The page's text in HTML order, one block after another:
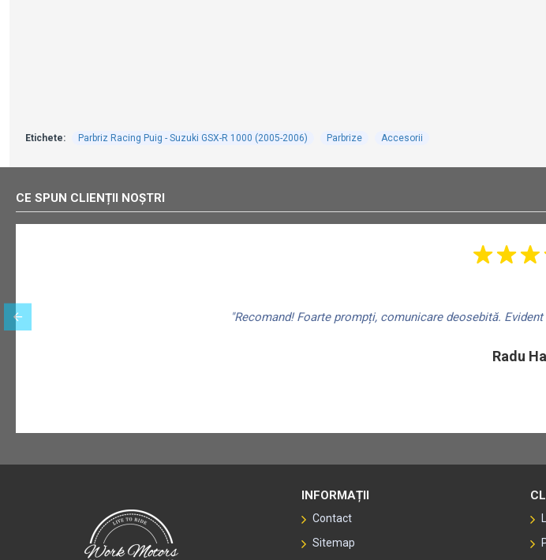
Etichete: Parbriz Racing Puig - Suzuki GSX-R 1000 (2005-2006) Parbrize Accesorii
CE SPUN CLIENȚII NOȘTRI
"Recomand! Foarte prompți, comunicare deosebită.
Radu
INFORMAȚII
Contact
Sitemap